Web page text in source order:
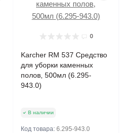
0
Karcher RM 537 Средство
для уборки каменных
полов, 500мл (6.295-
943.0)
В наличии
Код товара: 6.295-943.0